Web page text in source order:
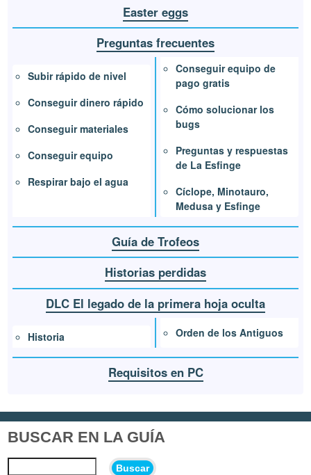
Easter eggs
Preguntas frecuentes
Subir rápido de nivel
Conseguir dinero rápido
Conseguir materiales
Conseguir equipo
Respirar bajo el agua
Conseguir equipo de
pago gratis
Cómo solucionar los
bugs
Preguntas y respuestas
de La Esfinge
Cíclope, Minotauro,
Medusa y Esfinge
Guía de Trofeos
Historias perdidas
DLC El legado de la primera hoja oculta
Historia Orden de los Antiguos
Requisitos en PC
BUSCAR EN LA GUÍA
Buscar